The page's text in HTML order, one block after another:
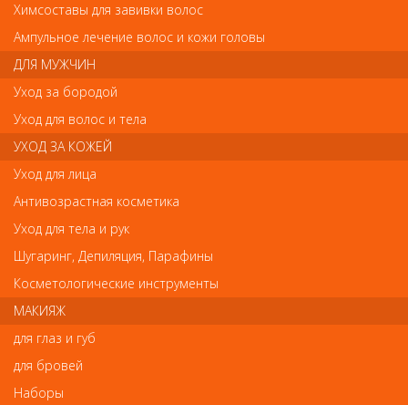
54р.-
В закладки Как оплатить? Как получить?
Отзывы
Ваш отзыв станет первым
Напишите свой отзыв
Химсоставы для завивки волос
Ампульное лечение волос и кожи головы
ДЛЯ МУЖЧИН
Уход за бородой
Уход для волос и тела
УХОД ЗА КОЖЕЙ
Уход для лица
Антивозрастная косметика
Уход для тела и рук
Шугаринг, Депиляция, Парафины
Косметологические инструменты
МАКИЯЖ
для глаз и губ
для бровей
Наборы